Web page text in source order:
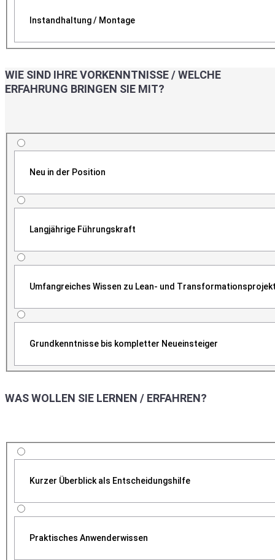
Instandhaltung / Montage
WIE SIND IHRE VORKENNTNISSE / WELCHE
ERFAHRUNG BRINGEN SIE MIT?
Neu in der Position
Langjährige Führungskraft
Umfangreiches Wissen zu Lean- und
Grundkenntnisse bis kompletter Neueinsteiger
WAS WOLLEN SIE LERNEN / ERFAHREN?
Kurzer Überblick als Entscheidungshilfe
Praktisches Anwenderwissen